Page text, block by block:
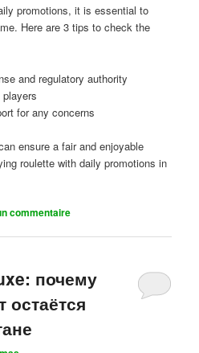
promotions, it is essential to
Here are 3 tips to check the
and regulatory authority
for any concerns
ensure a fair and enjoyable
roulette with daily promotions in
commentaire
почему